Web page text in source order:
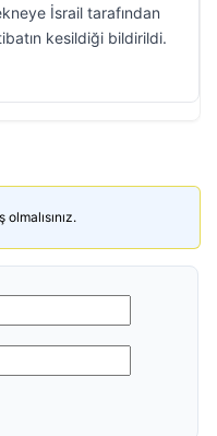
İsrail tarafından
kesildiği bildirildi.